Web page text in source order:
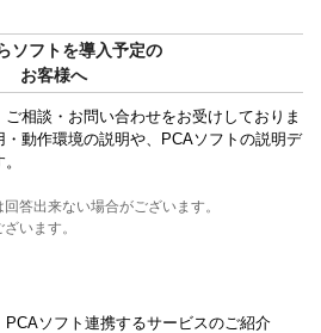
ソフトを導入予定の
お客様へ
相談・お問い合わせをお受けしておりま
動作環境の説明や、PCAソフトの説明デ
答出来ない場合がございます。
います。
ソフト連携するサービスのご紹介